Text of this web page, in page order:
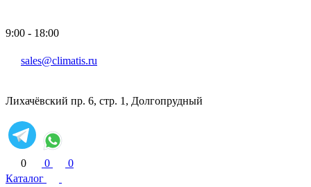
9:00 - 18:00
sales@climatis.ru
Лихачёвский пр. 6, стр. 1, Долгопрудный
0 0
0
Каталог